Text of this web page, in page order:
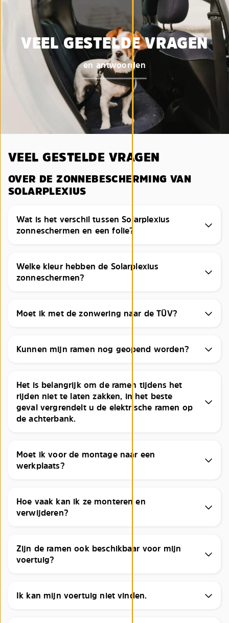
VEEL GESTELDE VRAGEN
en antwoorden
VEEL GESTELDE VRAGEN
OVER DE ZONNEBESCHERMING VAN
SOLARPLEXIUS
Wat is het verschil tussen Solarplexius
zonneschermen en een folie?
Welke kleur hebben de Solarplexius
zonneschermen?
Moet ik met de zonwering naar de TÜV?
Kunnen mijn ramen nog geopend worden?
Het is belangrijk om de ramen tijdens het
rijden niet te laten zakken, in het beste
geval vergrendelt u de elektrische ramen op
de achterbank.
Moet ik voor de montage naar een
werkplaats?
Hoe vaak kan ik ze monteren en
verwijderen?
Zijn de ramen ook beschikbaar voor mijn
voertuig?
Ik kan mijn voertuig niet vinden.